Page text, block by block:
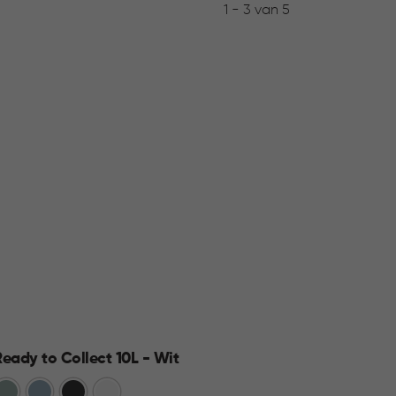
1 - 3 van 5
to Collect 10L - Wit
BlauwDonkergrijs